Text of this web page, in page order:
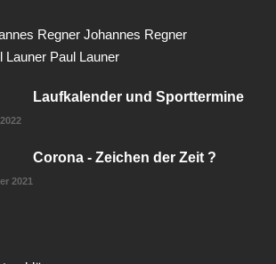
Johannes Regner
Paul Launer
Laufkalender und Sporttermine
Corona - Zeichen der Zeit ?
2021